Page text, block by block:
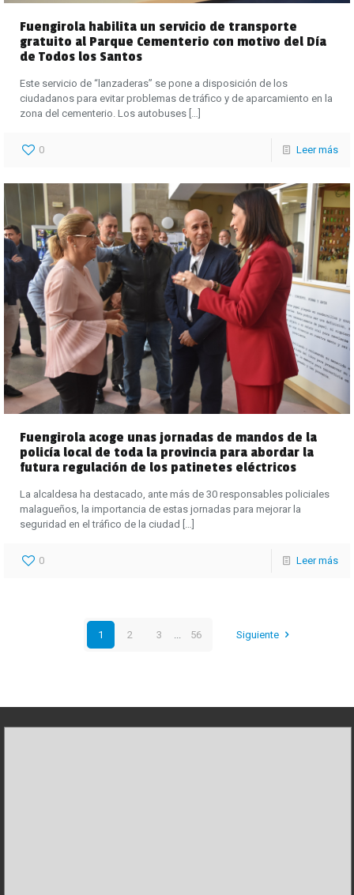
Fuengirola habilita un servicio de transporte
gratuito al Parque Cementerio con motivo del Día
de Todos los Santos
Este servicio de “lanzaderas” se pone a disposición de los
ciudadanos para evitar problemas de tráfico y de aparcamiento en la
zona del cementerio. Los autobuses
0 Leer más
Fuengirola acoge unas jornadas de mandos de la
policía local de toda la provincia para abordar la
futura regulación de los patinetes eléctricos
La alcaldesa ha destacado, ante más de 30 responsables policiales
malagueños, la importancia de estas jornadas para mejorar la
seguridad en el tráfico de la ciudad […]
0 Leer más
1 2 3 ... 56 Siguiente